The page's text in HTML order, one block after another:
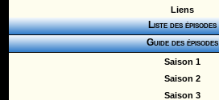
Liens
Liste des épisodes
Guide des épisodes
Saison 1
Saison 2
Saison 3